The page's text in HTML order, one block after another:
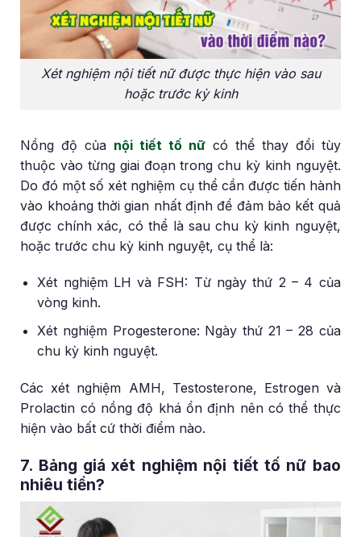
Xét nghiệm nội tiết nữ được thực hiện vào sau
hoặc trước kỳ kinh
Nồng độ của nội tiết tố nữcó thể thay đổi tùy
thuộc vào từng giai đoạn trong chu kỳ kinh nguyệt.
Do đó một số xét nghiệm cụ thể cần được tiến hành
vào khoảng thời gian nhất định để đảm bảo kết quả
được chính xác, có thể là sau chu kỳ kinh nguyệt,
hoặc trước chu kỳ kinh nguyệt, cụ thể là:
Xét nghiệm LH và FSH: Từ ngày thứ 2 – 4 của
vòng kinh.
Xét nghiệm Progesterone: Ngày thứ 21 – 28 của
chu kỳ kinh nguyệt.
Các xét nghiệm AMH, Testosterone, Estrogen và
Prolactin có nồng độ khá ổn định nên có thể thực
hiện vào bất cứ thời điểm nào.
7. Bảng giá xét nghiệm nội tiết tố nữ bao
nhiêu tiền?